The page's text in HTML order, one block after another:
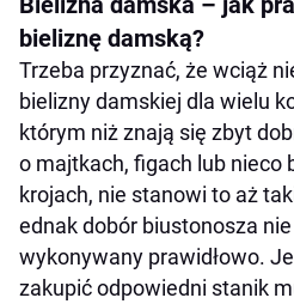
bieliznę damską?
Trzeba przyznać, że wciąż
bielizny damskiej dla wielu
którym niż znają się zbyt
o majtkach, figach lub nieco
krojach, nie stanowi to aż
ednak dobór biustonosza
wykonywany prawidłowo.
zakupić odpowiedni stanik